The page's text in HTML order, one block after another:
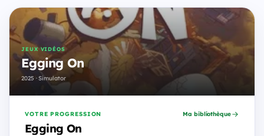
JEUX VIDÉOS
Egging On
2025 · Simulator
VOTRE PROGRESSION
Egging On
Ma bibliothèque